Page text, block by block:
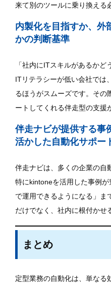
来て別のツールに乗り換える
内製化を目指すか、外
かの判断基準
「社内にITスキルがあるかど
ITリテラシーが低い会社では
るほうがスムーズです。その
ートしてくれる伴走型の支援
伴走ナビが提供する事
活かした自動化サポー
伴走ナビは、多くの企業の自
特にkintoneを活用した事例
で運用できるようになる」ま
だけでなく、社内に根付かせ
まとめ
定型業務の自動化は、単なる